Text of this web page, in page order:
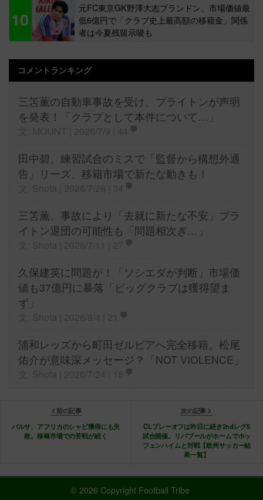
10
元FC東京GK野澤大志ブランドン、市場価値最
低6億円で「クラブ史上最高額の移籍金」関係
者は今夏残留示唆も
コメントランキング
三笘薫の自動車事故を受け、ブライトンが声明
を発表！「クラブとして本件について…」
田中碧、練習試合のミスで「監督から構想外通
告」リーズ、移籍市場で新たな動きも！
三笘薫、事故により「去就に新たな不安」ブラ
イトン退団の可能性も「問題相次ぎ…」
久保建英に問題が！「ソシエダが判断」市場価
値も37億円に暴落「ビッグクラブは獲得望ま
ず」
浦和レッズから町田ゼルビアへ完全移籍。松尾
佑介が意味深メッセージ？「NOT VIOLENCE」
前の記事
バルサ、アフリカのシャビ獲得にも失
敗。移籍市場での苦戦が続く
次の記事
CLプレーオフは昨日に続き2ndレグ5
試合開催。リバプールがホームでホッ
フェンハイムと対戦【欧州サッカー結
果一覧】
© 2026 Copyright Football Tribe